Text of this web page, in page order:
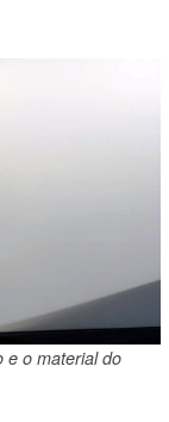
e o material do